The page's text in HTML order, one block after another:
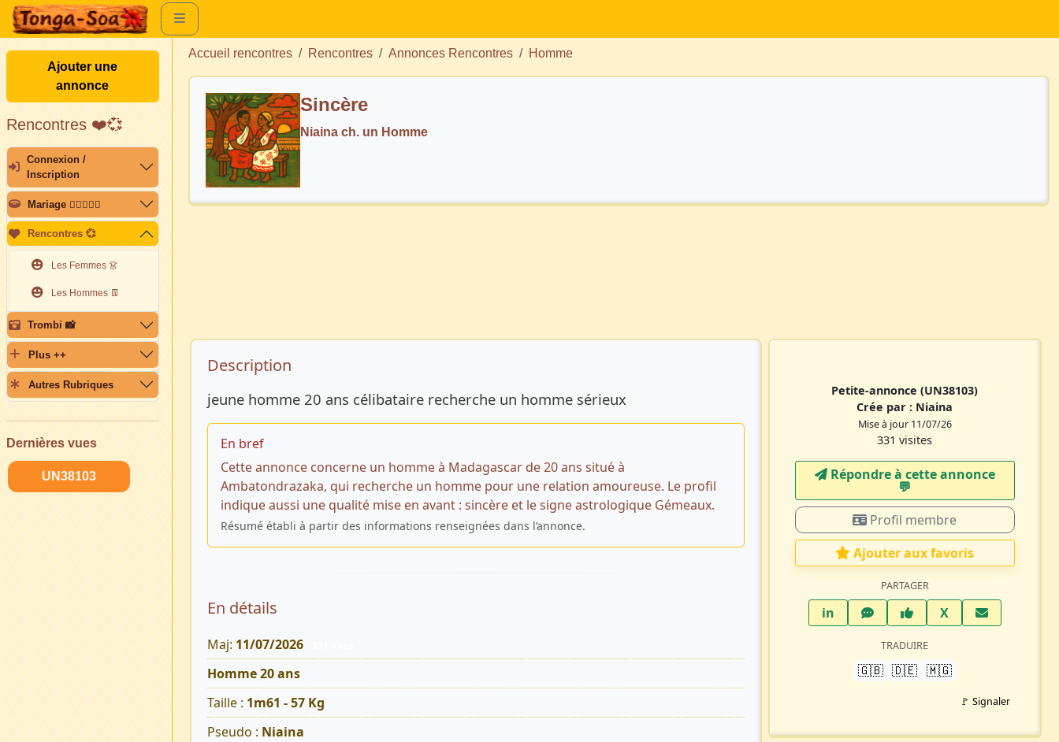
Ajouter une
annonce
Rencontres ❤️💞
Connexion /
Inscription
Mariage 👩🏽‍❤️‍👨🏽
Rencontres 💞
Les Femmes 👗
Les Hommes 👖
Trombi 📸
Plus ++
Autres Rubriques
Dernières vues
UN38103
Accueil rencontres Rencontres Annonces Rencontres Homme
Sincère
Niaina ch. un Homme
Description de l’annonce
Description
jeune homme 20 ans célibataire recherche un homme sérieux
En bref
Cette annonce concerne un homme à Madagascar de 20 ans situé à
Ambatondrazaka, qui recherche un homme pour une relation amoureuse. Le profil
indique aussi une qualité mise en avant : sincère et le signe astrologique Gémeaux.
Résumé établi à partir des informations renseignées dans l’annonce.
En détails
Maj: 11/07/2026
Homme 20 ans
Taille : 1m61 - 57 Kg
Pseudo : Niaina
Petite-annonce(UN38103)
Crée par : Niaina
Mise à jour 11/07/26
331 visites
Répondre à cette annonce
💬​
Profil membre
Ajouter aux favoris
PARTAGER
inLinkedInWhatsAppFacebook
XTwitter X
TRADUIRE
🇬🇧 🇩🇪 🇲🇬
🚩 Signaler